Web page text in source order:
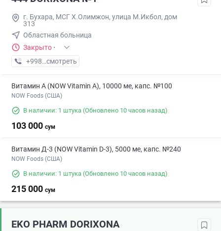
г. Бухара, МСГ Х.Олимжон, улица М.Икбол, дом
313
Областная больница
Закрыто ·
+998 (99) XXX-XX-XX
смотреть
Витамин А (NOW Vitamin A), 10000 ме, капс. №100
NOW Foods (США)
В наличии: 1 штука (Обновлено 10 часов назад)
103 000 сум
Витамин Д-3 (NOW Vitamin D-3), 5000 ме, капс. №240
NOW Foods (США)
В наличии: 1 штука (Обновлено 10 часов назад)
215 000 сум
EKO PHARM DORIXONA